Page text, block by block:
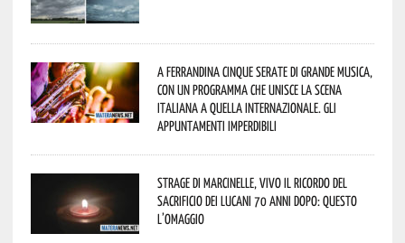
A Ferrandina cinque serate di grande musica,
con un programma che unisce la scena
italiana a quella internazionale. Gli
appuntamenti imperdibili
Strage di Marcinelle, vivo il ricordo del
sacrificio dei lucani 70 anni dopo: questo
l’omaggio